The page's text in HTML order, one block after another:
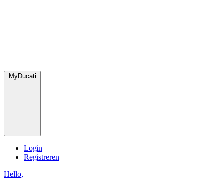
MyDucati
Login
Registreren
Hello,